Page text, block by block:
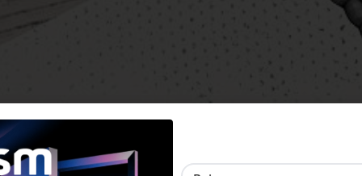
adaptar. Este artigo mostra por que a relevância das
o tempo, integrar diversidade e transformar propósito